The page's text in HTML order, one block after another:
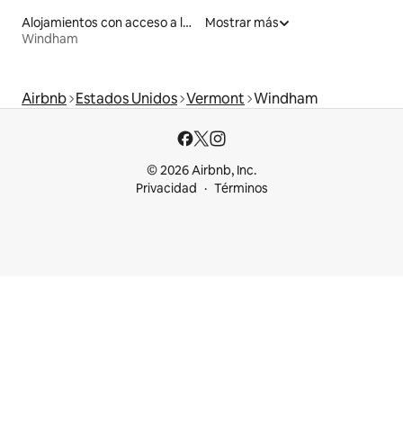
Alojamientos con acceso a la playa
Windham
Mostrar más
Airbnb Estados Unidos Vermont Windham
© 2026 Airbnb, Inc.
Privacidad
Términos